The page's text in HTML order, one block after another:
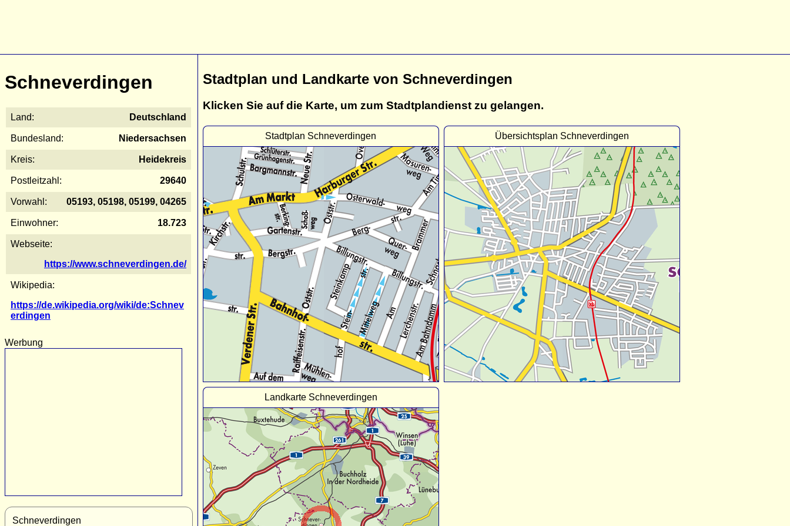
Schneverdingen
Land: Deutschland
Bundesland: Niedersachsen
Kreis: Heidekreis
Postleitzahl: 29640
Vorwahl: 05193, 05198, 05199, 04265
Einwohner: 18.723
Webseite:
https://www.schneverdingen.de/
Wikipedia:
https://de.wikipedia.org/wiki/de:Schnev
erdingen
Werbung
Schneverdingen
Stadtplan und Landkarte von Schneverdingen
Klicken Sie auf die Karte, um zum Stadtplandienst zu gelangen.
Stadtplan Schneverdingen Übersichtsplan Schneverdingen
Landkarte Schneverdingen